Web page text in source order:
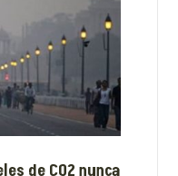
de CO2 nunca